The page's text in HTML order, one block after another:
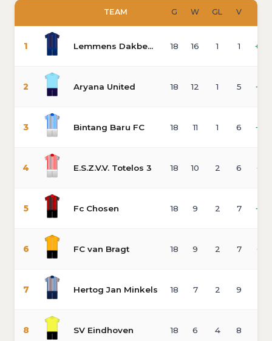
TEAM G W GL V
1 Lemmens Dakbedekking 18 16 1 1 +80
2 Aryana United 18 12 1 5 +32
3 Bintang Baru FC 18 11 1 6 +27
4 E.S.Z.V.V. Totelos 3 18 10 2 6 +19
5 Fc Chosen 18 9 2 7 +22
6 FC van Bragt 18 9 2 7 +12
7 Hertog Jan Minkels 18 7 2 9
8 SV Eindhoven 18 6 4 8